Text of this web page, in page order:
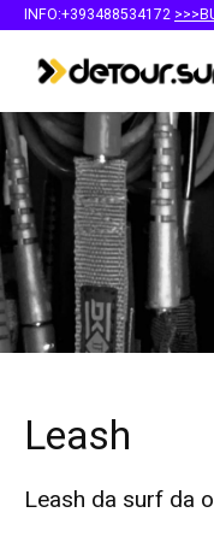
INFO:+393488534172
Leash
Leash da surf da